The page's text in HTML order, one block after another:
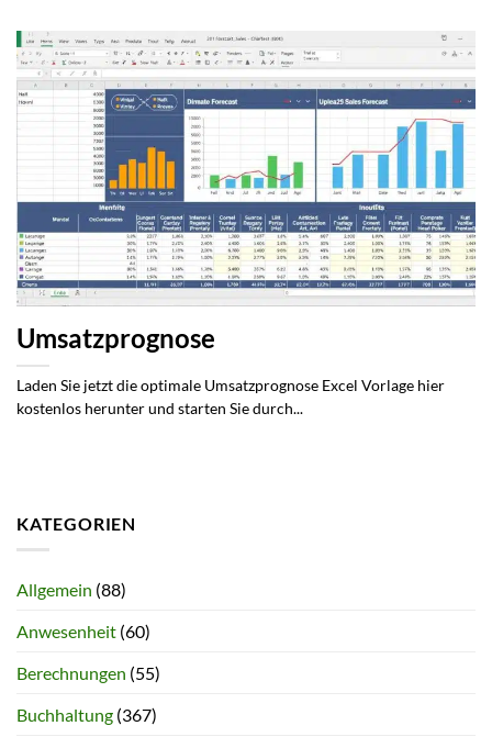
Umsatzprognose
Laden Sie jetzt die optimale Umsatzprognose Excel Vorlage hier
kostenlos herunter und starten Sie durch...
KATEGORIEN
Allgemein (88)
Anwesenheit (60)
Berechnungen (55)
Buchhaltung (367)